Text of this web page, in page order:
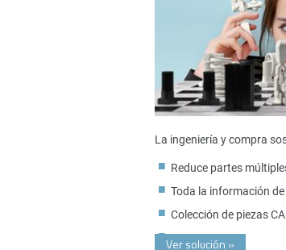
La ingeniería y compra
Reduce partes
Toda la información
Colección de piezas
Ver solución »